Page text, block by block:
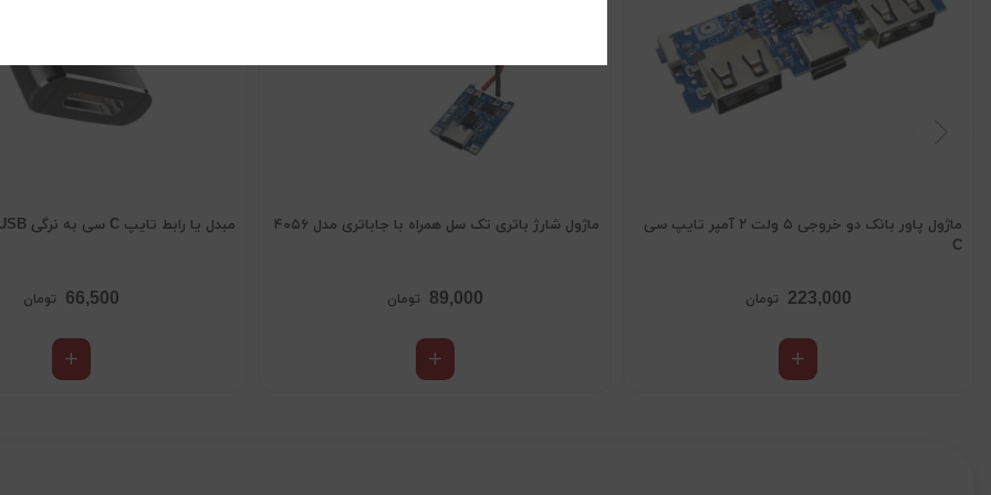
ماژول پاور بانک دو خروجی ۵ ولت ۲ آمپر تایپ سی
C
223,000 تومان
ماژول شارژ باتری تک سل همراه با جاباتری مدل ۴۰۵۶
89,000 تومان
مبدل یا رابط تایپ C سی به نرگی USB
66,500 تومان